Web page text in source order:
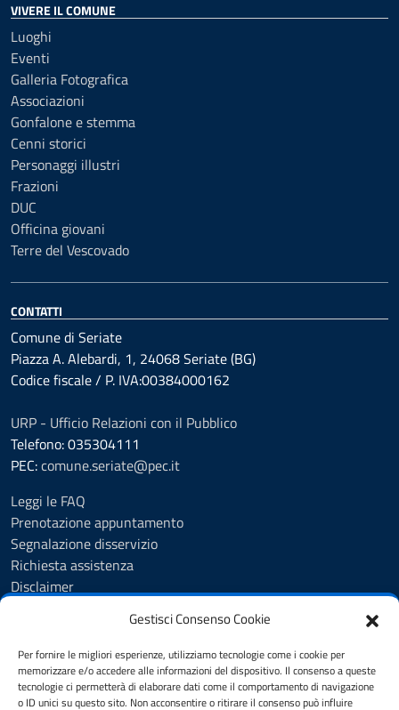
Gestisci Consenso Cookie
Per fornire le migliori esperienze, utilizziamo tecnologie come i cookie per
memorizzare e/o accedere alle informazioni del dispositivo. Il consenso a queste
tecnologie ci permetterà di elaborare dati come il comportamento di navigazione
o ID unici su questo sito. Non acconsentire o ritirare il consenso può influire
VIVERE IL COMUNE
Luoghi
Eventi
Galleria Fotografica
Associazioni
Gonfalone e stemma
Cenni storici
Personaggi illustri
Frazioni
DUC
Officina giovani
Terre del Vescovado
CONTATTI
Comune di Seriate
Piazza A. Alebardi, 1, 24068 Seriate (BG)
Codice fiscale / P. IVA:00384000162
URP - Ufficio Relazioni con il Pubblico
Telefono: 035304111
PEC:comune.seriate@pec.it
Leggi le FAQ
Prenotazione appuntamento
Segnalazione disservizio
Richiesta assistenza
Disclaimer
Cookie Policy
Informativa privacy
Dichiarazione di accessibilità